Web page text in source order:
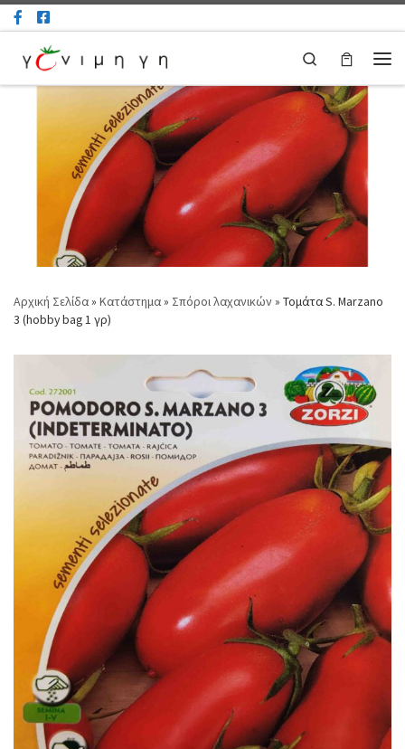
Μετάβαση στο περιεχόμενο
Search
Αρχική Σελίδα» Κατάστημα» Σπόροι λαχανικών» Τομάτα S. Marzano
3 (hobby bag 1 γρ)